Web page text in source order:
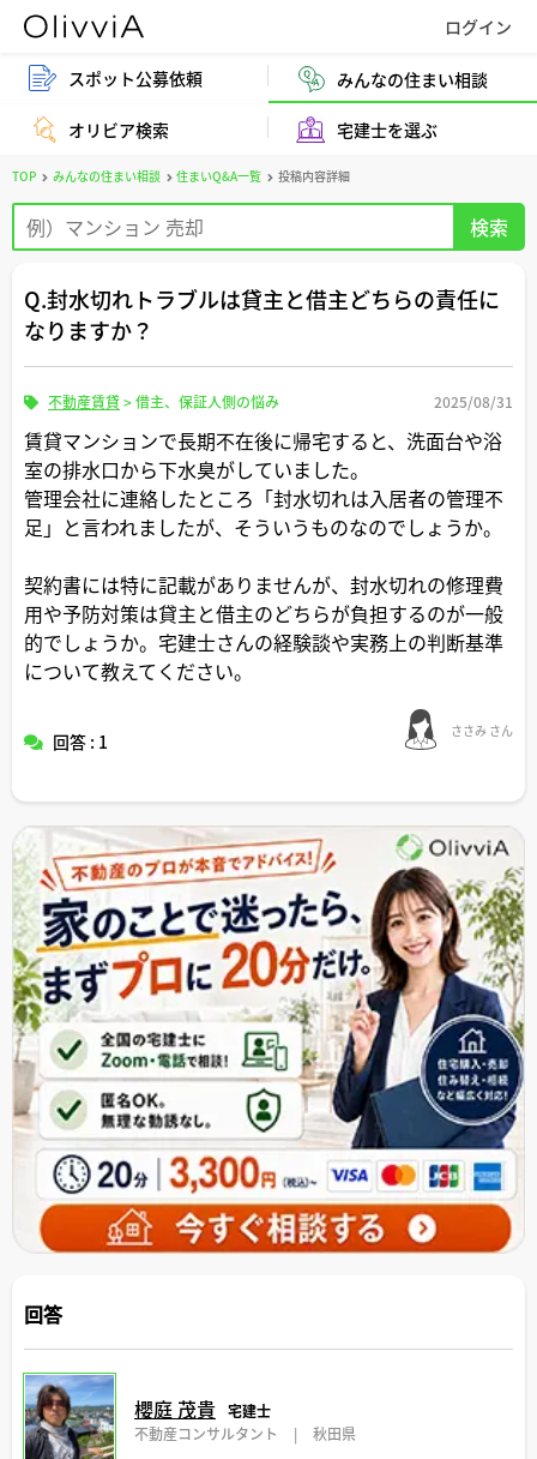
スポット公募依頼 みんなの住まい相談
オリビア検索 宅建士を選ぶ
TOP みんなの住まい相談 住まいQ&A一覧 投稿内容詳細
Q.封水切れトラブルは貸主と借主どちらの責任に
なりますか？
不動産賃貸>借主、保証人側の悩み 2025/08/31
賃貸マンションで長期不在後に帰宅すると、洗面台や浴
室の排水口から下水臭がしていました。
管理会社に連絡したところ「封水切れは入居者の管理不
足」と言われましたが、そういうものなのでしょうか。
契約書には特に記載がありませんが、封水切れの修理費
用や予防対策は貸主と借主のどちらが負担するのが一般
的でしょうか。宅建士さんの経験談や実務上の判断基準
について教えてください。
回答 : 1 ささみ さん
回答
櫻庭 茂貴 宅建士
不動産コンサルタント
| 秋田県